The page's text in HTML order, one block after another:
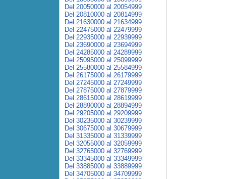
Del 20050000 al 20054999
Del 20810000 al 20814999
Del 21630000 al 21634999
Del 22475000 al 22479999
Del 22935000 al 22939999
Del 23690000 al 23694999
Del 24285000 al 24289999
Del 25095000 al 25099999
Del 25580000 al 25584999
Del 26175000 al 26179999
Del 27245000 al 27249999
Del 27875000 al 27879999
Del 28615000 al 28619999
Del 28890000 al 28894999
Del 29205000 al 29209999
Del 30235000 al 30239999
Del 30675000 al 30679999
Del 31335000 al 31339999
Del 32055000 al 32059999
Del 32765000 al 32769999
Del 33345000 al 33349999
Del 33885000 al 33889999
Del 34705000 al 34709999